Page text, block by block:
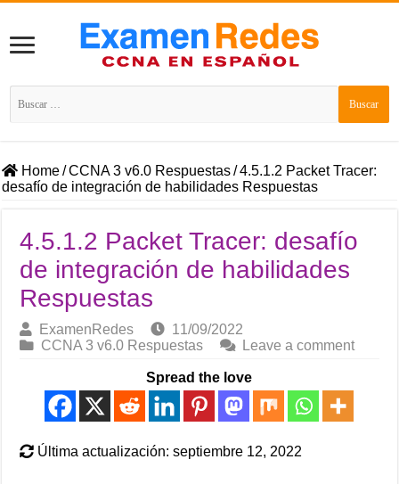
Buscar:
Home/CCNA 3 v6.0 Respuestas/4.5.1.2 Packet Tracer:
desafío de integración de habilidades Respuestas
4.5.1.2 Packet Tracer: desafío
de integración de habilidades
Respuestas
ExamenRedes
11/09/2022
CCNA 3 v6.0 Respuestas
Leave a comment
Spread the love
Última actualización: septiembre 12, 2022